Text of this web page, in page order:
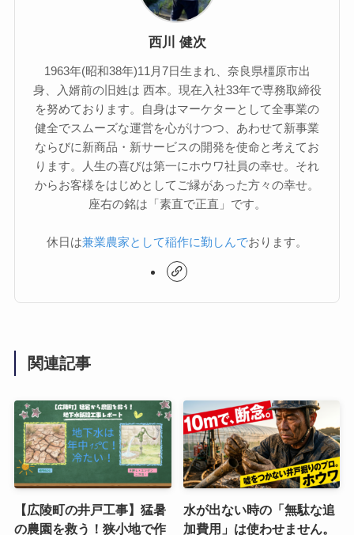
西川 健次
1963年(昭和38年)11月7日生まれ、奈良県橿原市出
身、入婿前の旧姓は 西本。現在入社33年で専務取締役
を努めております。自身はマーケターとして全事業の
健全でスムーズな運営を心がけつつ、あわせて新事業
ならびに新商品・新サービスの開発を使命と考えてお
ります。人生の喜びは第一にホウワ社員の幸せ。それ
からお客様をはじめとしてご縁があった方々の幸せ。
座右の銘は「素直で正直」です。
休日は兼業農家として稲作に勤しんでおります。
関連記事
【広陵町の井戸工事】猛暑
の農園を救う！狭小地で作
水が出ない時の「無駄な追
加費用」は使わせません。